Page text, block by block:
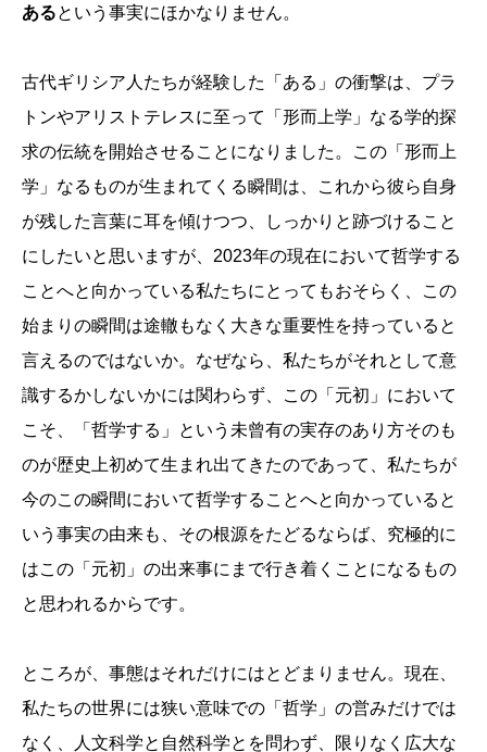
あるという事実にほかなりません。
古代ギリシア人たちが経験した「ある」の衝撃は、プラ
トンやアリストテレスに至って「形而上学」なる学的探
求の伝統を開始させることになりました。この「形而上
学」なるものが生まれてくる瞬間は、これから彼ら自身
が残した言葉に耳を傾けつつ、しっかりと跡づけること
にしたいと思いますが、2023年の現在において哲学する
ことへと向かっている私たちにとってもおそらく、この
始まりの瞬間は途轍もなく大きな重要性を持っていると
言えるのではないか。なぜなら、私たちがそれとして意
識するかしないかには関わらず、この「元初」において
こそ、「哲学する」という未曾有の実存のあり方そのも
のが歴史上初めて生まれ出てきたのであって、私たちが
今のこの瞬間において哲学することへと向かっていると
いう事実の由来も、その根源をたどるならば、究極的に
はこの「元初」の出来事にまで行き着くことになるもの
と思われるからです。
ところが、事態はそれだけにはとどまりません。現在、
私たちの世界には狭い意味での「哲学」の営みだけでは
なく、人文科学と自然科学とを問わず、限りなく広大な